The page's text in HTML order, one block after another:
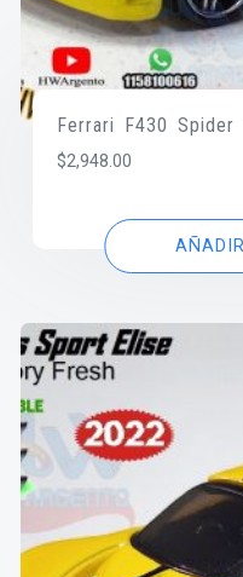
Ferrari F430 Spider
$2,948.00